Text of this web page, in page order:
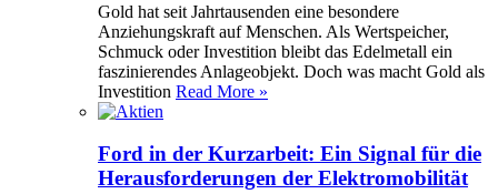
Gold hat seit Jahrtausenden eine besondere
Anziehungskraft auf Menschen. Als Wertspeicher,
Schmuck oder Investition bleibt das Edelmetall ein
faszinierendes Anlageobjekt. Doch was macht Gold als
Investition Read More »
Ford in der Kurzarbeit: Ein Signal für die
Herausforderungen der Elektromobilität